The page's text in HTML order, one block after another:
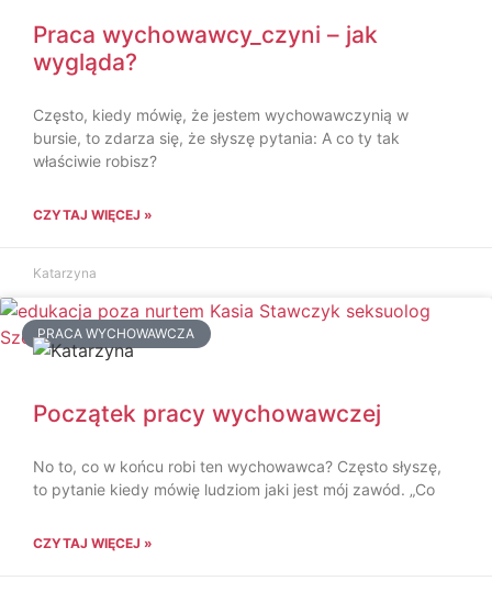
Praca wychowawcy_czyni – jak
wygląda?
Często, kiedy mówię, że jestem wychowawczynią w
bursie, to zdarza się, że słyszę pytania: A co ty tak
właściwie robisz?
CZYTAJ WIĘCEJ »
Katarzyna
PRACA WYCHOWAWCZA
Początek pracy wychowawczej
No to, co w końcu robi ten wychowawca? Często słyszę,
to pytanie kiedy mówię ludziom jaki jest mój zawód. „Co
CZYTAJ WIĘCEJ »